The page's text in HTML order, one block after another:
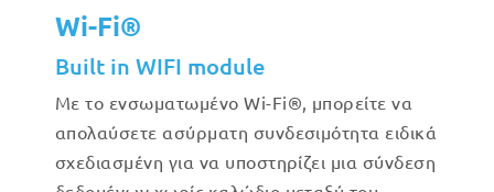
Wi-Fi®
Built in WIFI module
Με το ενσωματωμένο Wi-Fi®, μπορείτε να
απολαύσετε ασύρματη συνδεσιμότητα ειδικά
σχεδιασμένη για να υποστηρίζει μια σύνδεση